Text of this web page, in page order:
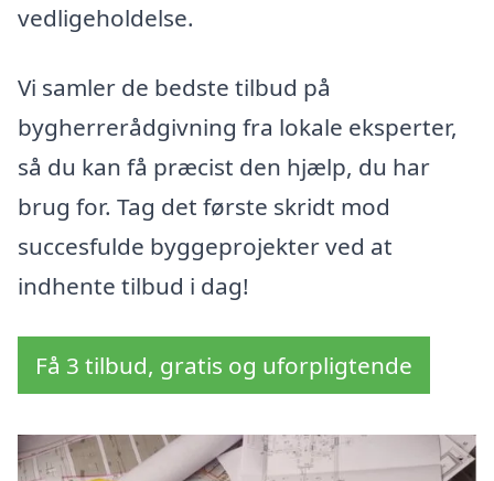
vedligeholdelse.
Vi samler de bedste tilbud på
bygherrerådgivning fra lokale eksperter,
så du kan få præcist den hjælp, du har
brug for. Tag det første skridt mod
succesfulde byggeprojekter ved at
indhente tilbud i dag!
Få 3 tilbud, gratis og uforpligtende